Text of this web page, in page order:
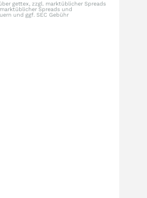
gettex, zzgl. marktüblicher Spreads
Spreads und
und ggf. SEC Gebühr